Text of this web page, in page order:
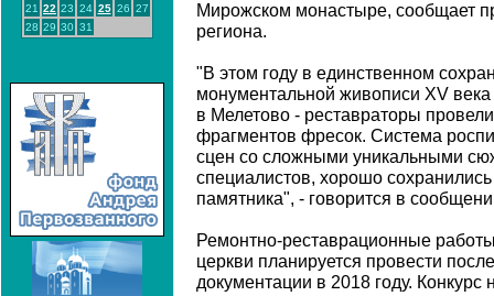
21 22 23 24 25 26 27
28 29 30 31
Мирожском монастыре, сообщает
региона.
"В этом году в единственном
монументальной живописи XV
в Мелетово - реставраторы
фрагментов фресок. Система
сцен со сложными уникальными
специалистов, хорошо
памятника", - говорится в
Ремонтно-реставрационные
церкви планируется провести
документации в 2018 году.